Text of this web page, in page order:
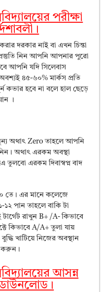
পরীক্ষা
দরকার নাই বা এখন চিন্তা
নিন আপনি আপনার পুরো
আপনি যদি সিলেবাস
৪৫-৬০% মার্কস প্রতি
কভার হবে না বলে হাল ছেড়ে
।
অথাৎ Zero তাহলে আপনি
অথাৎ এরকম অবস্থা
তুলবো এরকম দিবাস্বপ্ন বাদ
তে। এর মানে কলেজে
পান তাহলে বাকি টা
রাখুন B+ /A- কিভাবে
কিভাবে A/A+ তুলা যায়
খাটিয়ে নিজের অবস্থান
করুন।
আসন্ন